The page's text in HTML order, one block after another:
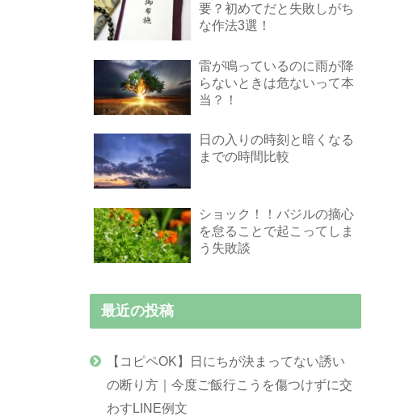
要？初めてだと失敗しがち
な作法3選！
雷が鳴っているのに雨が降
らないときは危ないって本
当？！
日の入りの時刻と暗くなる
までの時間比較
ショック！！バジルの摘心
を怠ることで起こってしま
う失敗談
最近の投稿
【コピペOK】日にちが決まってない誘い
の断り方｜今度ご飯行こうを傷つけずに交
わすLINE例文